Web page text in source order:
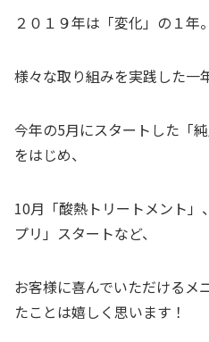
２０１９年は「変化」の１年。
様々な取り組みを実践した一
今年の5月にスタートした「
をはじめ、
10月「酸熱トリートメント
プリ」スタートなど、
お客様に喜んでいただけるメ
たことは嬉しく思います！